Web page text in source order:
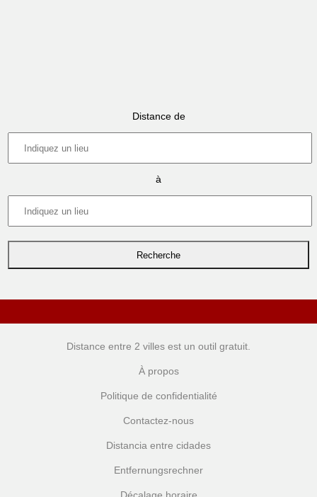
Distance de
à
Distance entre 2 villes est un outil gratuit.
À propos
Politique de confidentialité
Contactez-nous
Distancia entre cidades
Entfernungsrechner